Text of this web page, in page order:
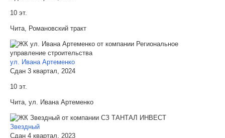
10 эт.
Чита, Романовский тракт
ул. Ивана Артеменко
Сдан 3 квартал, 2024
10 эт.
Чита, ул. Ивана Артеменко
Звездный
Сдан 4 квартал, 2023